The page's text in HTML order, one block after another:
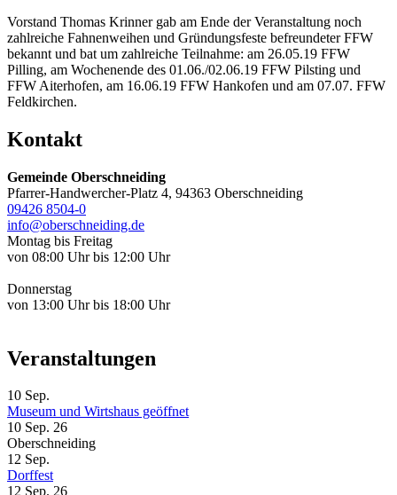
Vorstand Thomas Krinner gab am Ende der Veranstaltung noch
zahlreiche Fahnenweihen und Gründungsfeste befreundeter FFW
bekannt und bat um zahlreiche Teilnahme: am 26.05.19 FFW
Pilling, am Wochenende des 01.06./02.06.19 FFW Pilsting und
FFW Aiterhofen, am 16.06.19 FFW Hankofen und am 07.07. FFW
Feldkirchen.
Kontakt
Gemeinde Oberschneiding
Pfarrer-Handwercher-Platz 4, 94363 Oberschneiding
09426 8504-0
info@oberschneiding.de
Montag bis Freitag
von 08:00 Uhr bis 12:00 Uhr
Donnerstag
von 13:00 Uhr bis 18:00 Uhr
Veranstaltungen
10 Sep.
Museum und Wirtshaus geöffnet
10 Sep. 26
Oberschneiding
12 Sep.
Dorffest
12 Sep. 26